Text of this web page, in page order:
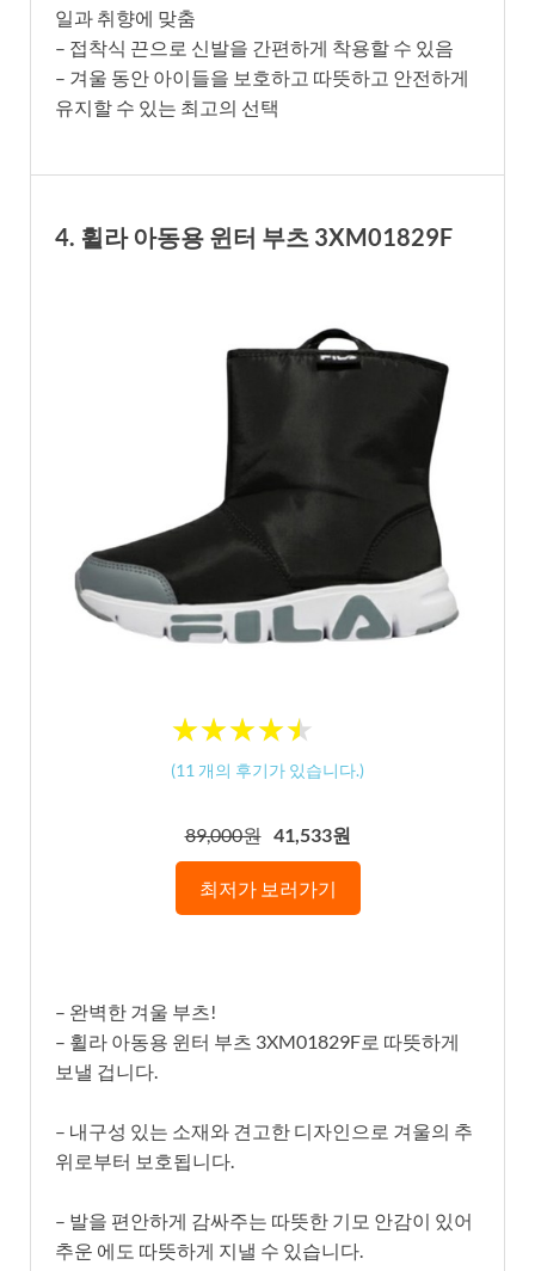
일과 취향에 맞춤
– 접착식 끈으로 신발을 간편하게 착용할 수 있음
– 겨울 동안 아이들을 보호하고 따뜻하고 안전하게
유지할 수 있는 최고의 선택
4. 휠라 아동용 윈터 부츠 3XM01829F
★★★★★
★★★★★
(11 개의 후기가 있습니다.)
89,000원 41,533원
최저가 보러가기
– 완벽한 겨울 부츠!
– 휠라 아동용 윈터 부츠 3XM01829F로 따뜻하게
보낼 겁니다.
– 내구성 있는 소재와 견고한 디자인으로 겨울의 추
위로부터 보호됩니다.
– 발을 편안하게 감싸주는 따뜻한 기모 안감이 있어
추운 에도 따뜻하게 지낼 수 있습니다.